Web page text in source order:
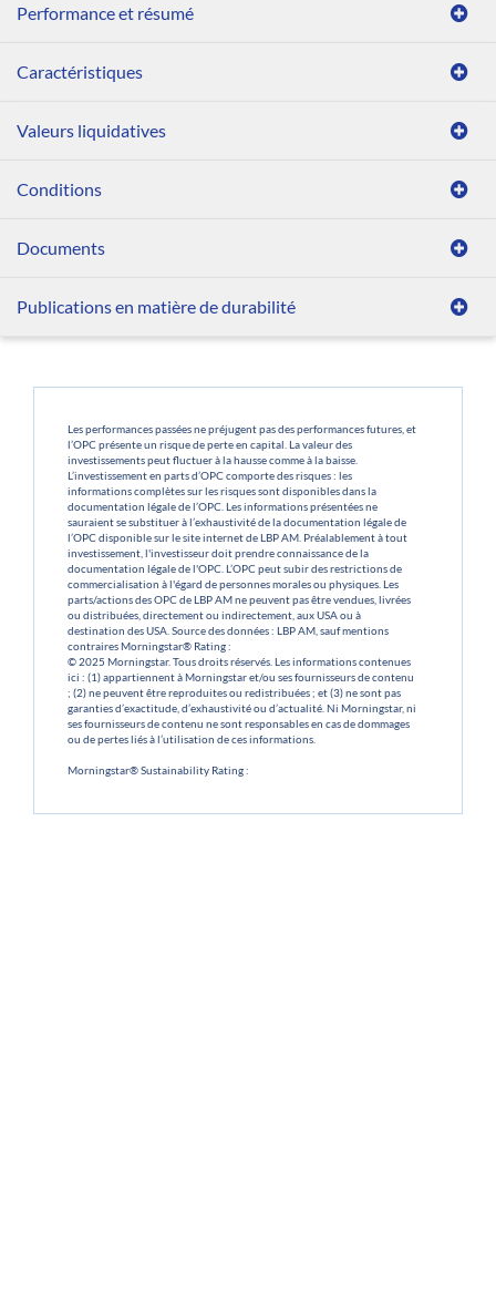
Performance et résumé
Caractéristiques
Valeurs liquidatives
Conditions
Documents
Publications en matière de durabilité
Les performances passées ne préjugent pas des performances futures, et
l’OPC présente un risque de perte en capital. La valeur des
investissements peut fluctuer à la hausse comme à la baisse.
L’investissement en parts d’OPC comporte des risques : les
informations complètes sur les risques sont disponibles dans la
documentation légale de l’OPC. Les informations présentées ne
sauraient se substituer à l’exhaustivité de la documentation légale de
l’OPC disponible sur le site internet de LBP AM. Préalablement à tout
investissement, l'investisseur doit prendre connaissance de la
documentation légale de l'OPC. L’OPC peut subir des restrictions de
commercialisation à l'égard de personnes morales ou physiques. Les
parts/actions des OPC de LBP AM ne peuvent pas être vendues, livrées
ou distribuées, directement ou indirectement, aux USA ou à
destination des USA. Source des données : LBP AM, sauf mentions
contraires Morningstar® Rating :
© 2025 Morningstar. Tous droits réservés. Les informations contenues
ici : (1) appartiennent à Morningstar et/ou ses fournisseurs de contenu
; (2) ne peuvent être reproduites ou redistribuées ; et (3) ne sont pas
garanties d’exactitude, d’exhaustivité ou d’actualité. Ni Morningstar, ni
ses fournisseurs de contenu ne sont responsables en cas de dommages
ou de pertes liés à l’utilisation de ces informations.
Morningstar® Sustainability Rating :
; (2) ne peuvent être reproduites ou redistribuées ; et (3) ne sont pas